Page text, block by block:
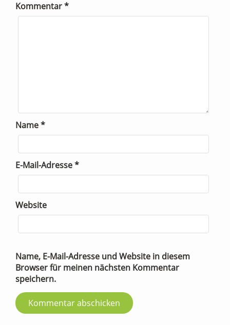
Kommentar*
Name*
E-Mail-Adresse*
Website
Name, E-Mail-Adresse und Website in diesem
Browser für meinen nächsten Kommentar
speichern.